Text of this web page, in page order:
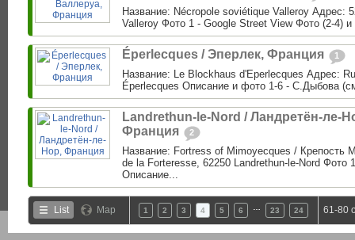
Название: Nécropole soviétique Valleroy Адрес:
Valleroy Фото 1 - Google Street View Фото (2-4) и
Éperlecques / Эперлек, Франция 1
Название: Le Blockhaus d'Eperlecques Адрес:
Éperlecques Описание и фото 1-6 - С.Дыбова
Landrethun-le-Nord / Ландретён-ле-
Франция
2
Название: Fortress of Mimoyecques / Крепость
de la Forteresse, 62250 Landrethun-le-Nord Фото
Описание...
List Map 1 2 3 4 5 6 23 24 61-80